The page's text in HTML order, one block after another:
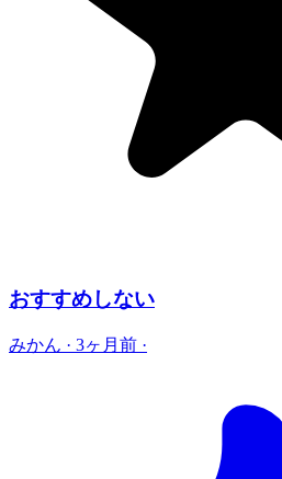
おすすめしない
みかん · 3ヶ月前 ·